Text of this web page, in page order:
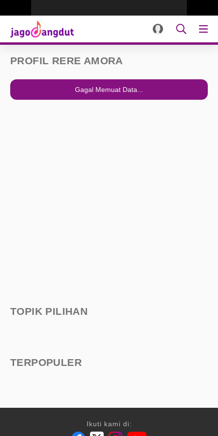
PROFIL RERE AMORA
Gagal Memuat Data...
TOPIK PILIHAN
TERPOPULER
Ikuti kami di: